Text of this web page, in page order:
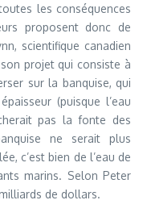
les conséquences
proposent donc de
scientifique canadien
projet qui consiste à
sur la banquise, qui
(puisque l’eau
pas la fonte des
ne serait plus
c’est bien de l’eau de
marins. Selon Peter
de dollars.